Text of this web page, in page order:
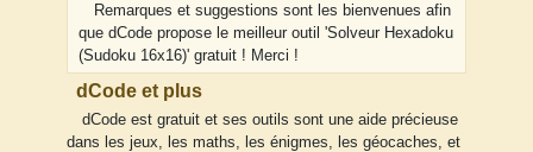
Remarques et suggestions sont les bienvenues afin
que dCode propose le meilleur outil 'Solveur Hexadoku
(Sudoku 16x16)' gratuit ! Merci !
dCode et plus
dCode est gratuit et ses outils sont une aide précieuse
dans les jeux, les maths, les énigmes, les géocaches, et